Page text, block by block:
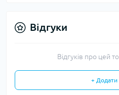
Відгуки
Відгуків про цей
+ Додати